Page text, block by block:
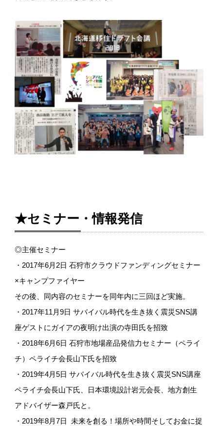
★セミナー・情報発信
◎主催セミナー
・2017年6月2日 石狩市クラウドファンディングセミナー
×キャンプファイヤー
その後、同内容のセミナーを同年内に三回ほど実施。
・2017年11月9日 サバイバル時代を生き抜く震災SNS講
座ゲストにガイアの夜明け出演の寺田氏を招致
・2018年6月6日 石狩市地場産品発信力セミナー（ペライ
チ）ペライチ会長山下氏を招致
・2019年4月5日 サバイバル時代を生き抜く震災SNS講座
ペライチ会長山下氏、日本環境設計岩元会長、地方創生
アドバイザー森戸氏と。
・2019年8月7日 未来を創る！場所や時間そしてお金に捉